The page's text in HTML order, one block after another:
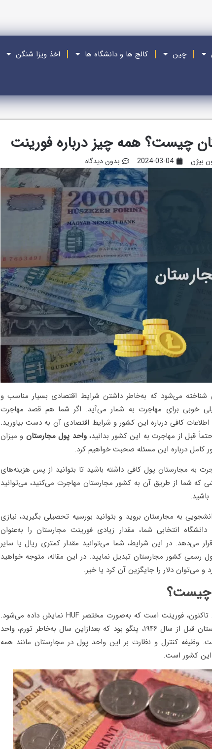
چین کالج ها و دانشگاه ها اخذ ویزا شنگن
چیست؟ همه چیز درباره فورینت
بیژن 2024-03-04 بدون دیدگاه
شناخته می‌شود که به‌خاطر داشتن شرایط اقتصادی بسیار مناسب و
خوبی برای مهاجرت به شمار می‌آید. اگر شما هم قصد مهاجرت
اطلاعات کافی درباره این کشور و شرایط اقتصادی آن به دست بیاورید.
قبل از مهاجرت به این کشور بدانید،واحد پول مجارستان و میزان
کامل درباره این مسئله صحبت خواهیم کرد.
به مجارستان پول کافی داشته باشید تا بتوانید از پس هزینه‌های
که شما از طریق آن به کشور مجارستان مهاجرت می‌کنید، می‌توانید
باشید.
به مجارستان بروید و بتوانید بورسیه تحصیلی بگیرید، نیازی
انتخابی شما، مقدار زیادی فورینت مجارستان را به‌عنوان
می‌دهد. در این شرایط، شما می‌توانید مقدار کمتری ریال یا سایر
رسمی کشور مجارستان تبدیل نمایید. در این مقاله، متوجه خواهید
می‌توان دلار را جایگزین آن کرد یا خیر.
چیست؟
واحد پول مجارستان از سال‌ها پیش تاکنون، فورینت است که به‌صورت مختصر HUF نمایش داده می‌شود.
البته باید بدانید که واحد پول مجارستان قبل از سال ۱۹۴۶، پنگو بود که بعدازاین سال به‌خاطر تورم، واحد
وظیفه کنترل و نظارت بر این واحد پول در مجارستان مانند همه
این کشور است.